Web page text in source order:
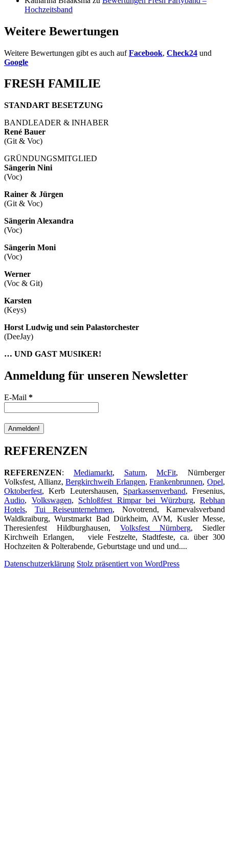
Hochzeitsband
Weitere Bewertungen
Weitere Bewertungen gibt es auch aufFacebook, Check24 und
Google
FRESH FAMILIE
STANDART BESETZUNG
BANDLEADER & INHABER
René Bauer
(Git & Voc)
GRÜNDUNGSMITGLIED
Sängerin Nini
(Voc)
Rainer & Jürgen
(Git & Voc)
Sängerin Alexandra
(Voc)
Sängerin Moni
(Voc)
Werner
(Voc & Git)
Karsten
(Keys)
Horst Ludwig und sein Palastorchester
(DeeJay)
… UND GAST MUSIKER!
Anmeldung für unseren Newsletter
E-Mail *
REFERENZEN
REFERENZEN: Mediamarkt, Saturn,McFit, Nürnberger
Volksfest, Allianz,Bergkirchweih Erlangen,Frankenbrunnen,Opel,
Oktoberfest, Kerb Leutershausen, Sparkassenverband, Fresenius,
Audio, Volkswagen, Schloßfest Rimpar bei Würzburg, Rebhan
Hotels, Tui Reiseunternehmen, Novotrend, Karnevalsverband
Waldkraiburg, Wurstmarkt Bad Dürkheim, AVM, Kusler Messe,
Theresienfest Hildburghausen, Volksfest Nürnberg, Siedler
Kirchweih Erlangen, viele Festzelte, Stadtfeste, ca. über 300
Hochzeiten & Polterabende, Geburtstage und und und....
Datenschutzerklärung Stolz präsentiert von WordPress